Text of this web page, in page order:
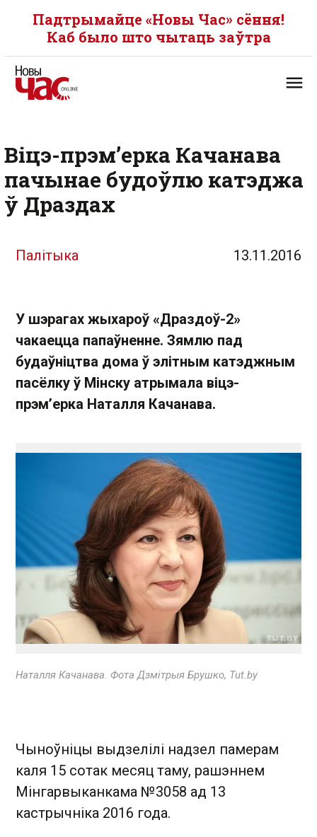
Падтрымайце «Новы Час» сёння!
Каб было што чытаць заўтра
Віцэ-прэм’ерка Качанава
пачынае будоўлю катэджа
ў Драздах
Палітыка 13.11.2016
У шэрагах жыхароў «Драздоў-2»
чакаецца папаўненне. Зямлю пад
будаўніцтва дома ў элітным катэджным
пасёлку ў Мінску атрымала віцэ-
прэм’ерка Наталля Качанава.
Наталля Качанава. Фота Дзмітрыя Брушко, Tut.by
Чыноўніцы выдзелілі надзел памерам
каля 15 сотак месяц таму, рашэннем
Мінгарвыканкама №3058 ад 13
кастрычніка 2016 года.